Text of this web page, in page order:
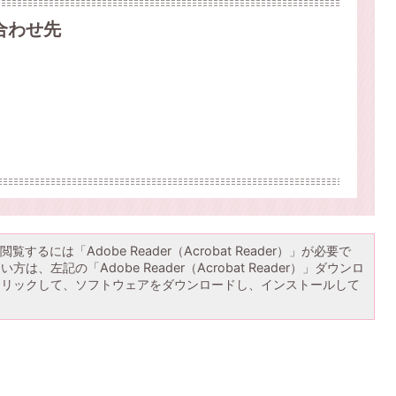
わせ先
覧するには「Adobe Reader（Acrobat Reader）」が必要で
方は、左記の「Adobe Reader（Acrobat Reader）」ダウンロ
ックして、ソフトウェアをダウンロードし、インストールして